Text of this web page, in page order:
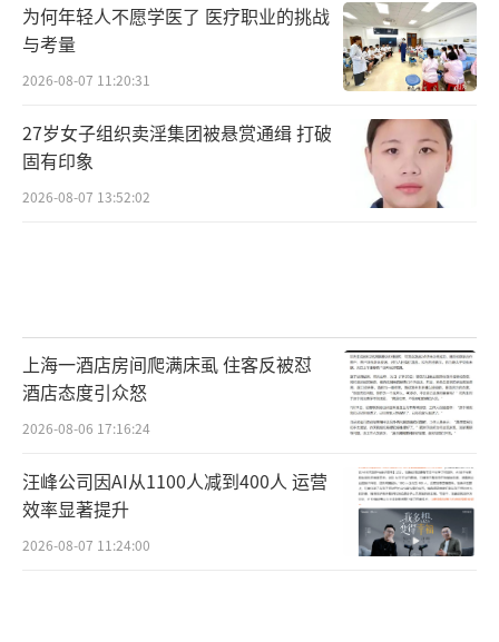
为何年轻人不愿学医了 医疗职业的挑战
与考量
2026-08-07 11:20:31
27岁女子组织卖淫集团被悬赏通缉 打破
固有印象
2026-08-07 13:52:02
上海一酒店房间爬满床虱 住客反被怼
酒店态度引众怒
2026-08-06 17:16:24
汪峰公司因AI从1100人减到400人 运营
效率显著提升
2026-08-07 11:24:00